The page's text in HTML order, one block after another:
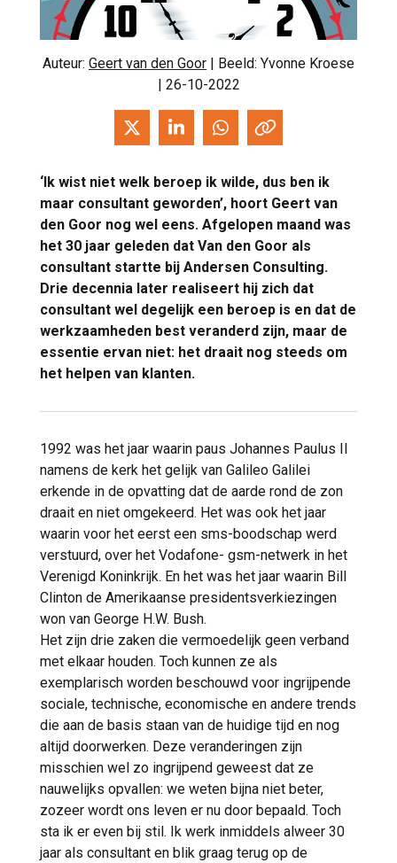
Auteur: Geert van den Goor | Beeld: Yvonne Kroese
| 26-10-2022
‘Ik wist niet welk beroep ik wilde, dus ben ik
maar consultant geworden’, hoort Geert van
den Goor nog wel eens. Afgelopen maand was
het 30 jaar geleden dat Van den Goor als
consultant startte bij Andersen Consulting.
Drie decennia later realiseert hij zich dat
consultant wel degelijk een beroep is en dat de
werkzaamheden best veranderd zijn, maar de
essentie ervan niet: het draait nog steeds om
het helpen van klanten.
1992 was het jaar waarin paus Johannes Paulus II
namens de kerk het gelijk van Galileo Galilei
erkende in de opvatting dat de aarde rond de zon
draait en niet omgekeerd. Het was ook het jaar
waarin voor het eerst een sms-boodschap werd
verstuurd, over het Vodafone- gsm-netwerk in het
Verenigd Koninkrijk. En het was het jaar waarin Bill
Clinton de Amerikaanse presidentsverkiezingen
won van George H.W. Bush.
Het zijn drie zaken die vermoedelijk geen verband
met elkaar houden. Toch kunnen ze als
exemplarisch worden beschouwd voor ingrijpende
sociale, technische, economische en andere trends
die aan de basis staan van de huidige tijd en nog
altijd doorwerken. Deze veranderingen zijn
misschien wel zo ingrijpend geweest dat ze
nauwelijks opvallen: we weten bijna niet beter,
zozeer wordt ons leven er nu door bepaald. Toch
sta ik er even bij stil. Ik werk inmiddels alweer 30
jaar als consultant en blik graag terug op de